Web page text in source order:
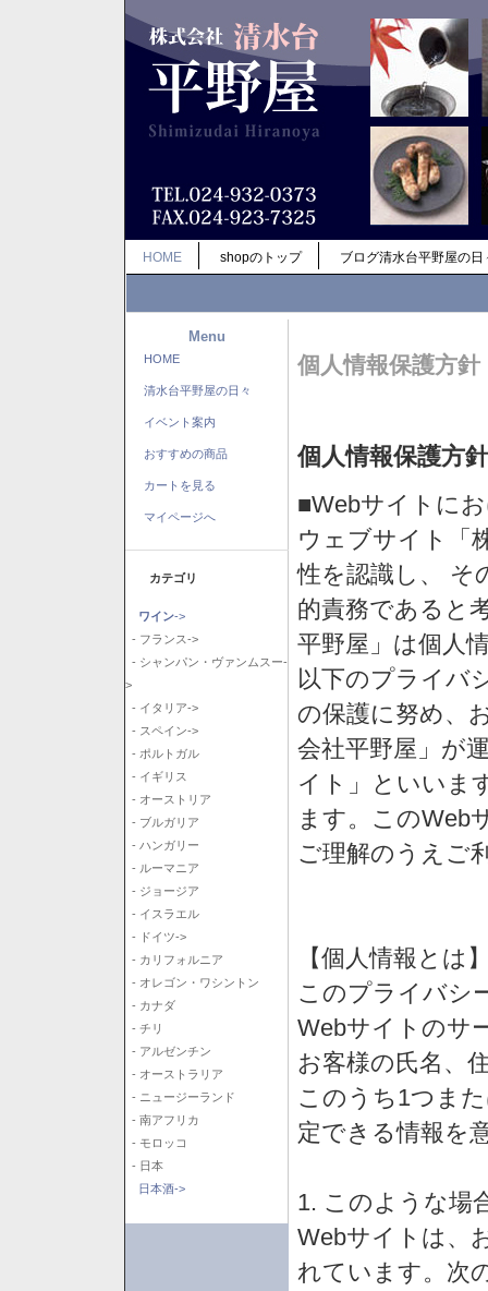
HOME shopのトップ ブログ清水台平野屋の日
Menu
HOME
清水台平野屋の日々
イベント案内
おすすめの商品
カートを見る
マイページへ
カテゴリ
ワイン->
- フランス->
- シャンパン・ヴァンムスー-
>
- イタリア->
- スペイン->
- ポルトガル
- イギリス
- オーストリア
- ブルガリア
- ハンガリー
- ルーマニア
- ジョージア
- イスラエル
- ドイツ->
- カリフォルニア
- オレゴン・ワシントン
- カナダ
- チリ
- アルゼンチン
- オーストラリア
- ニュージーランド
- 南アフリカ
- モロッコ
- 日本
日本酒->
個人情報保護方針
個人情報保護方針
■Webサイトに
ウェブサイト「
性を認識し、 そ
的責務であると
平野屋」は個人
以下のプライバ
の保護に努め、
会社平野屋」が
イト」といいま
ます。このWeb
ご理解のうえご
【個人情報とは
このプライバシ
Webサイトのサ
お客様の氏名、
このうち1つま
定できる情報を
1. このような場
Webサイトは、
れています。次